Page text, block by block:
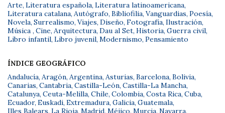
Arte, Literatura española, Literatura latinoamericana,
Literatura catalana, Autógrafo, Bibliofilia, Vanguardias, Poesía,
Novela, Surrealismo, Viajes, Diseño, Fotografía, Ilustración,
Música , Cine, Arquitectura, Dau al Set, Historia, Guerra civil,
Libro infantil, Libro juvenil, Modernismo, Pensamiento
ÍNDICE GEOGRÁFICO
Andalucía, Aragón, Argentina, Asturias, Barcelona, Bolivia,
Canarias, Cantabria, Castilla-León, Castilla-La Mancha,
Catalunya, Ceuta-Melilla, Chile, Colombia, Costa Rica, Cuba,
Ecuador, Euskadi, Extremadura, Galicia, Guatemala,
Illes Balears, La Rioja, Madrid, Méjico, Murcia, Navarra,